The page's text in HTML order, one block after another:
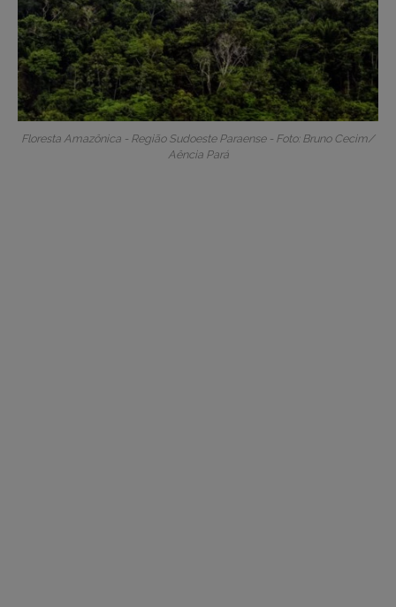
Floresta Amazônica - Região Sudoeste Paraense - Foto: Bruno Cecim/
Aência Pará